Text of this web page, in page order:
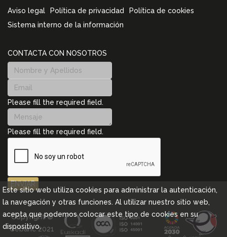
Aviso legal Política de privacidad
Política de cookies
Sistema interno de la información
CONTACTA CON NOSOTROS
Please fill the required field.
Please fill the required field.
ENVIAR
Copyright ©
Cebanc 2021
Este sitio web utiliza cookies para administrar la autenticación,
la navegación y otras funciones. Al utilizar nuestro sitio web,
acepta que podemos colocar este tipo de cookies en su
dispositivo.